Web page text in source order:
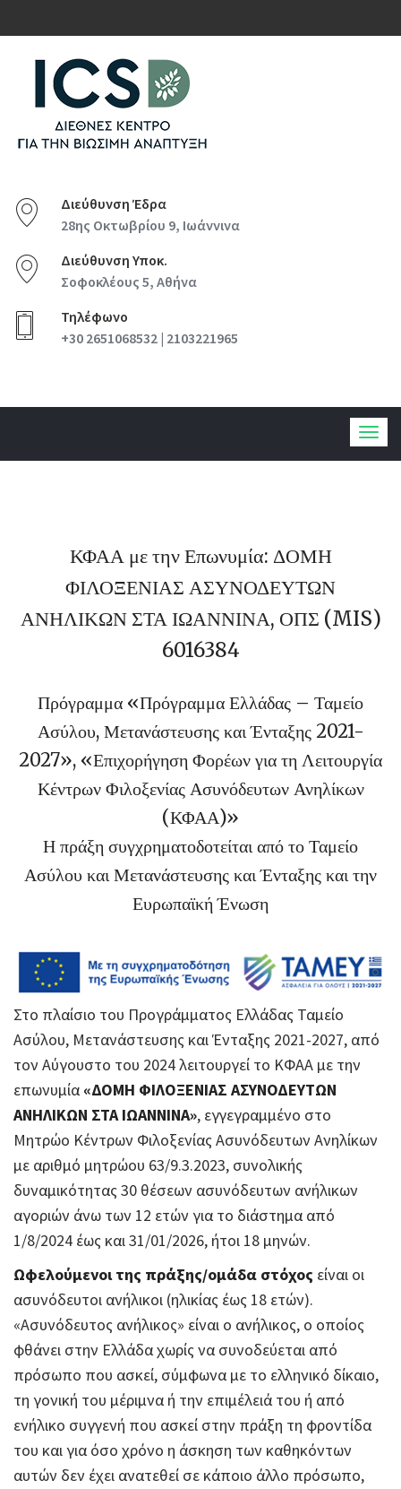
Διεύθυνση Έδρα
28ης Οκτωβρίου 9, Ιωάννινα
Διεύθυνση Υποκ.
Σοφοκλέους 5, Αθήνα
Τηλέφωνο
+30 2651068532 | 2103221965
ΚΦΑΑ με την Επωνυμία: ΔΟΜΗ
ΦΙΛΟΞΕΝΙΑΣ ΑΣΥΝΟΔΕΥΤΩΝ
ΑΝΗΛΙΚΩΝ ΣΤΑ ΙΩΑΝΝΙΝΑ, ΟΠΣ (MIS)
6016384
Πρόγραμμα «Πρόγραμμα Ελλάδας – Ταμείο
Ασύλου, Μετανάστευσης και Ένταξης 2021-
2027», «Επιχορήγηση Φορέων για τη Λειτουργία
Κέντρων Φιλοξενίας Ασυνόδευτων Ανηλίκων
(ΚΦΑΑ)»
Η πράξη συγχρηματοδοτείται από το Ταμείο
Ασύλου και Μετανάστευσης και Ένταξης και την
Ευρωπαϊκή Ένωση
Στο πλαίσιο του Προγράμματος Ελλάδας Ταμείο
Ασύλου, Μετανάστευσης και Ένταξης 2021-2027, από
τον Αύγουστο του 2024 λειτουργεί το ΚΦΑΑ με την
επωνυμία«ΔΟΜΗ ΦΙΛΟΞΕΝΙΑΣ ΑΣΥΝΟΔΕΥΤΩΝ
ΑΝΗΛΙΚΩΝ ΣΤΑ ΙΩΑΝΝΙΝΑ», εγγεγραμμένο στο
Μητρώο Κέντρων Φιλοξενίας Ασυνόδευτων Ανηλίκων
με αριθμό μητρώου 63/9.3.2023, συνολικής
δυναμικότητας 30 θέσεων ασυνόδευτων ανήλικων
αγοριών άνω των 12 ετών για το διάστημα από
1/8/2024 έως και 31/01/2026, ήτοι 18 μηνών.
Ωφελούμενοι της πράξης/ομάδα στόχος είναι οι
ασυνόδευτοι ανήλικοι (ηλικίας έως 18 ετών).
«Ασυνόδευτος ανήλικος» είναι ο ανήλικος, ο οποίος
φθάνει στην Ελλάδα χωρίς να συνοδεύεται από
πρόσωπο που ασκεί, σύμφωνα με το ελληνικό δίκαιο,
τη γονική του μέριμνα ή την επιμέλειά του ή από
ενήλικο συγγενή που ασκεί στην πράξη τη φροντίδα
του και για όσο χρόνο η άσκηση των καθηκόντων
αυτών δεν έχει ανατεθεί σε κάποιο άλλο πρόσωπο,